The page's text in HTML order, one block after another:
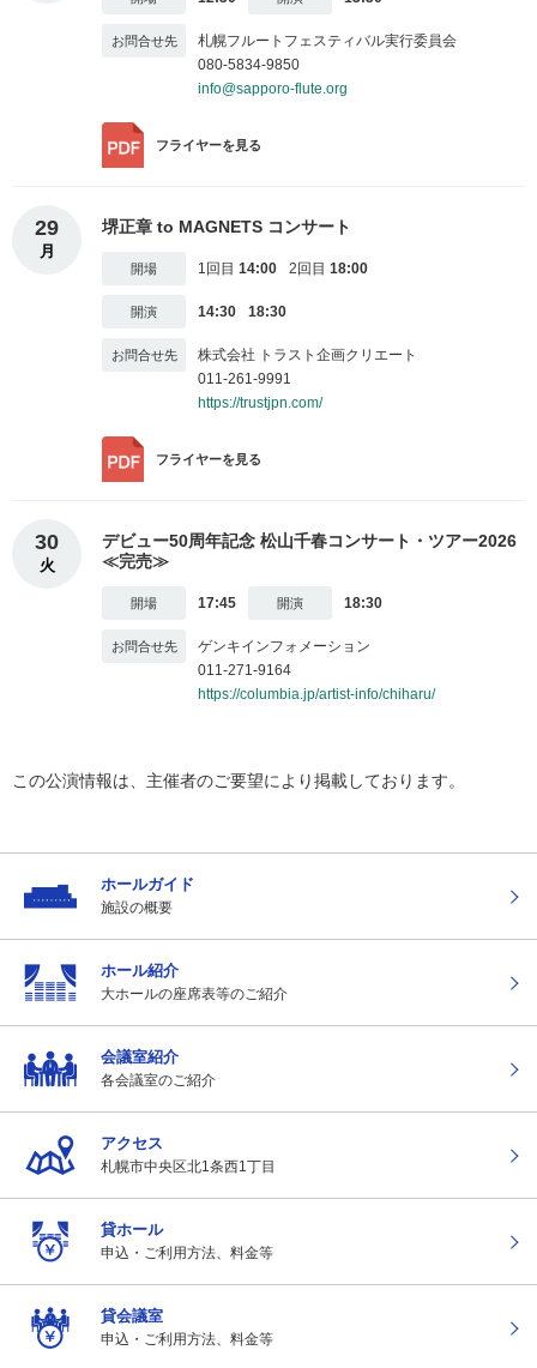
札幌フルートフェスティバル実行委員会
080-5834-9850
info@sapporo-flute.org
フライヤーを見る
29
月
堺正章 to MAGNETS コンサート
1回目 14:00 2回目 18:00
14:30 18:30
株式会社 トラスト企画クリエート
011-261-9991
https://trustjpn.com/
フライヤーを見る
30
火
デビュー50周年記念 松山千春コンサート・ツアー2026
≪完売≫
17:45 18:30
ゲンキインフォメーション
011-271-9164
https://columbia.jp/artist-info/chiharu/
この公演情報は、主催者のご要望により掲載しております。
ホールガイド
施設の概要
ホール紹介
大ホールの座席表等のご紹介
会議室紹介
各会議室のご紹介
アクセス
札幌市中央区北1条西1丁目
貸ホール
申込・ご利用方法、 料金等
貸会議室
申込・ご利用方法、 料金等